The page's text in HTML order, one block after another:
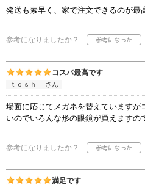
発送も素早く、家で注文できるのが最
参考になりましたか？
コスパ最高です
ｔｏｓｈｉ さん
場面に応じてメガネを替えていますが
いのでいろんな形の眼鏡が買えますの
参考になりましたか？
満足です